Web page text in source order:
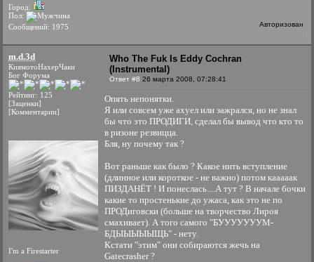
Город:
Пол:
Сообщений: 1975
Авторизован
m.d.3d
КиямотоНахерЧаки
Бог Форума
Рейтинг: 125
[Заценки]
[Комментарии]
I'm a Firestarter
Who The Fuk Is Eddy Cochran
(Instrumental)
Ответ #8 26 марта 2008, 07:28:41
Опять непонятки.
Я или совсем уже ахуел или зажрался, но не знал
бы что это ПРОДИГИ, сделал бы вывод что кто то
в ризоне резвицца.
Бля, ну почему так ?
Вот раньше как было ? Какое нить вступление
(длинное или короткое - не важно) потом кааааак
ПИЗДАНЁТ ! И понеслась....А тут ? В начале бочки
какие то простенькие до ужаса, как это не по
ПРОДиговски (больше на творчество Лироя
смахивает). А того самого "БУУУУУУУМ-
БДЫЫЫЫЫЩЬ" - нету.
Кстати "этим" они собираются жечь на
Gatecrasher ?